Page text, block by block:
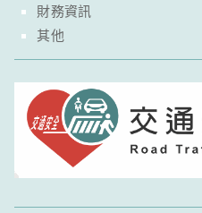
財務資訊
其他